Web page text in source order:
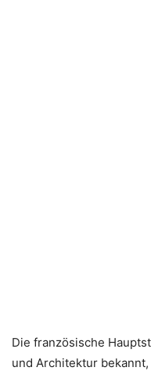
Die französische
und Architektur